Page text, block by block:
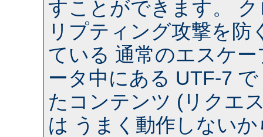
すことができます。
リプティング攻撃を防
ている 通常のエスケ
ータ中にある UTF-7
たコンテンツ (リクエ
は うまく動作しない